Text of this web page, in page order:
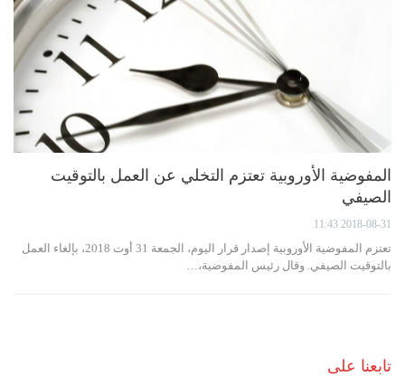
المفوضية الأوروبية تعتزم التخلي عن العمل بالتوقيت
الصيفي
2018-08-31 11:43
تعتزم المفوضية الأوروبية إصدار قرار اليوم، الجمعة 31 أوت 2018، بإلغاء العمل
بالتوقيت الصيفي. وقال رئيس المفوضية،…
تابعنا على